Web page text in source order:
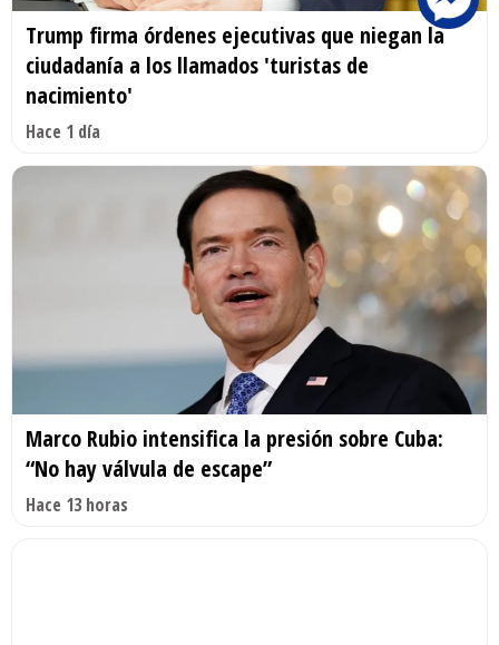
Trump firma órdenes ejecutivas que niegan la
ciudadanía a los llamados 'turistas de
nacimiento'
Hace 1 día
Marco Rubio intensifica la presión sobre Cuba:
“No hay válvula de escape”
Hace 13 horas